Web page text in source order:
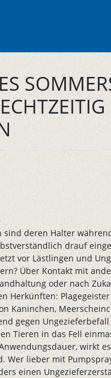
sind deren Halter
drauf
vor Lästlingen und
Über Kontakt mit
oder nach
Herkünften:
Kaninchen,
gegen
Tieren in das Fell
wirkt
Wer lieber mit
einen